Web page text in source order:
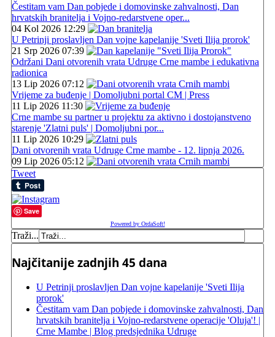
Čestitam vam Dan pobjede i domovinske zahvalnosti, Dan
hrvatskih branitelja i Vojno-redarstvene oper...
04 Kol 2026 12:29
U Petrinji proslavljen Dan vojne kapelanije 'Sveti Ilija prorok'
21 Srp 2026 07:39
Održani Dani otvorenih vrata Udruge Crne mambe i edukativna
radionica
13 Lip 2026 07:12
Vrijeme za buđenje | Domoljubni portal CM | Press
11 Lip 2026 11:30
Crne mambe su partner u projektu za aktivno i dostojanstveno
starenje 'Zlatni puls' | Domoljubni por...
11 Lip 2026 10:29
Dani otvorenih vrata Udruge Crne mambe - 12. lipnja 2026.
09 Lip 2026 05:12
Tweet
Save
Powered by OrdaSoft!
Traži...
Najčitanije zadnjih 45 dana
U Petrinji proslavljen Dan vojne kapelanije 'Sveti Ilija
prorok'
Čestitam vam Dan pobjede i domovinske zahvalnosti, Dan
hrvatskih branitelja i Vojno-redarstvene operacije 'Oluja'! |
Crne Mambe | Blog predsjednika Udruge